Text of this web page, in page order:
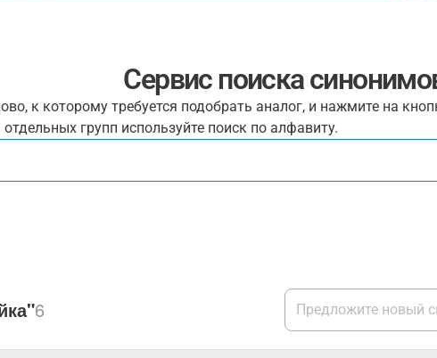
Сервис поиска
к которому требуется подобрать аналог, и нажмите на
групп используйте поиск по алфавиту.
6